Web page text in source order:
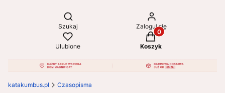
Otwórz wyszukiwarkę
Szukaj Zaloguj się
Ulubione
Produkty w koszyku:
Koszyk
katakumbus.pl Czasopisma